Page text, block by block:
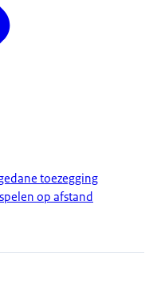
toezegging
op afstand